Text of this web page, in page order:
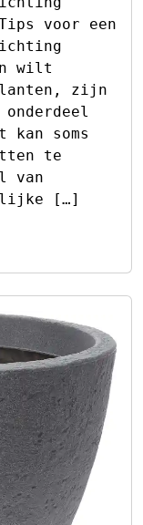
voor een
wilt
zijn
soms
te
van
[…]